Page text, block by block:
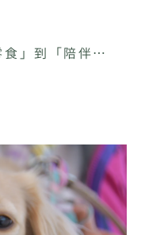
品牌經營的關鍵：從「賣零食」到「陪伴飼主」
串連